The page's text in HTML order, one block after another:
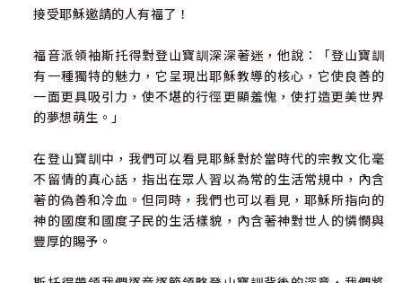
接受耶穌邀請的人有福了！
福音派領袖斯托得對登山寶訓深深著迷，他說：「登山寶訓
有一種獨特的魅力，它呈現出耶穌教導的核心，它使良善的
一面更具吸引力，使不堪的行徑更顯羞愧，使打造更美世界
的夢想萌生。」
在登山寶訓中，我們可以看見耶穌對於當時代的宗教文化毫
不留情的真心話，指出在眾人習以為常的生活常規中，內含
著的偽善和冷血。但同時，我們也可以看見，耶穌所指向的
神的國度和國度子民的生活樣貌，內含著神對世人的憐憫與
豐厚的賜予。